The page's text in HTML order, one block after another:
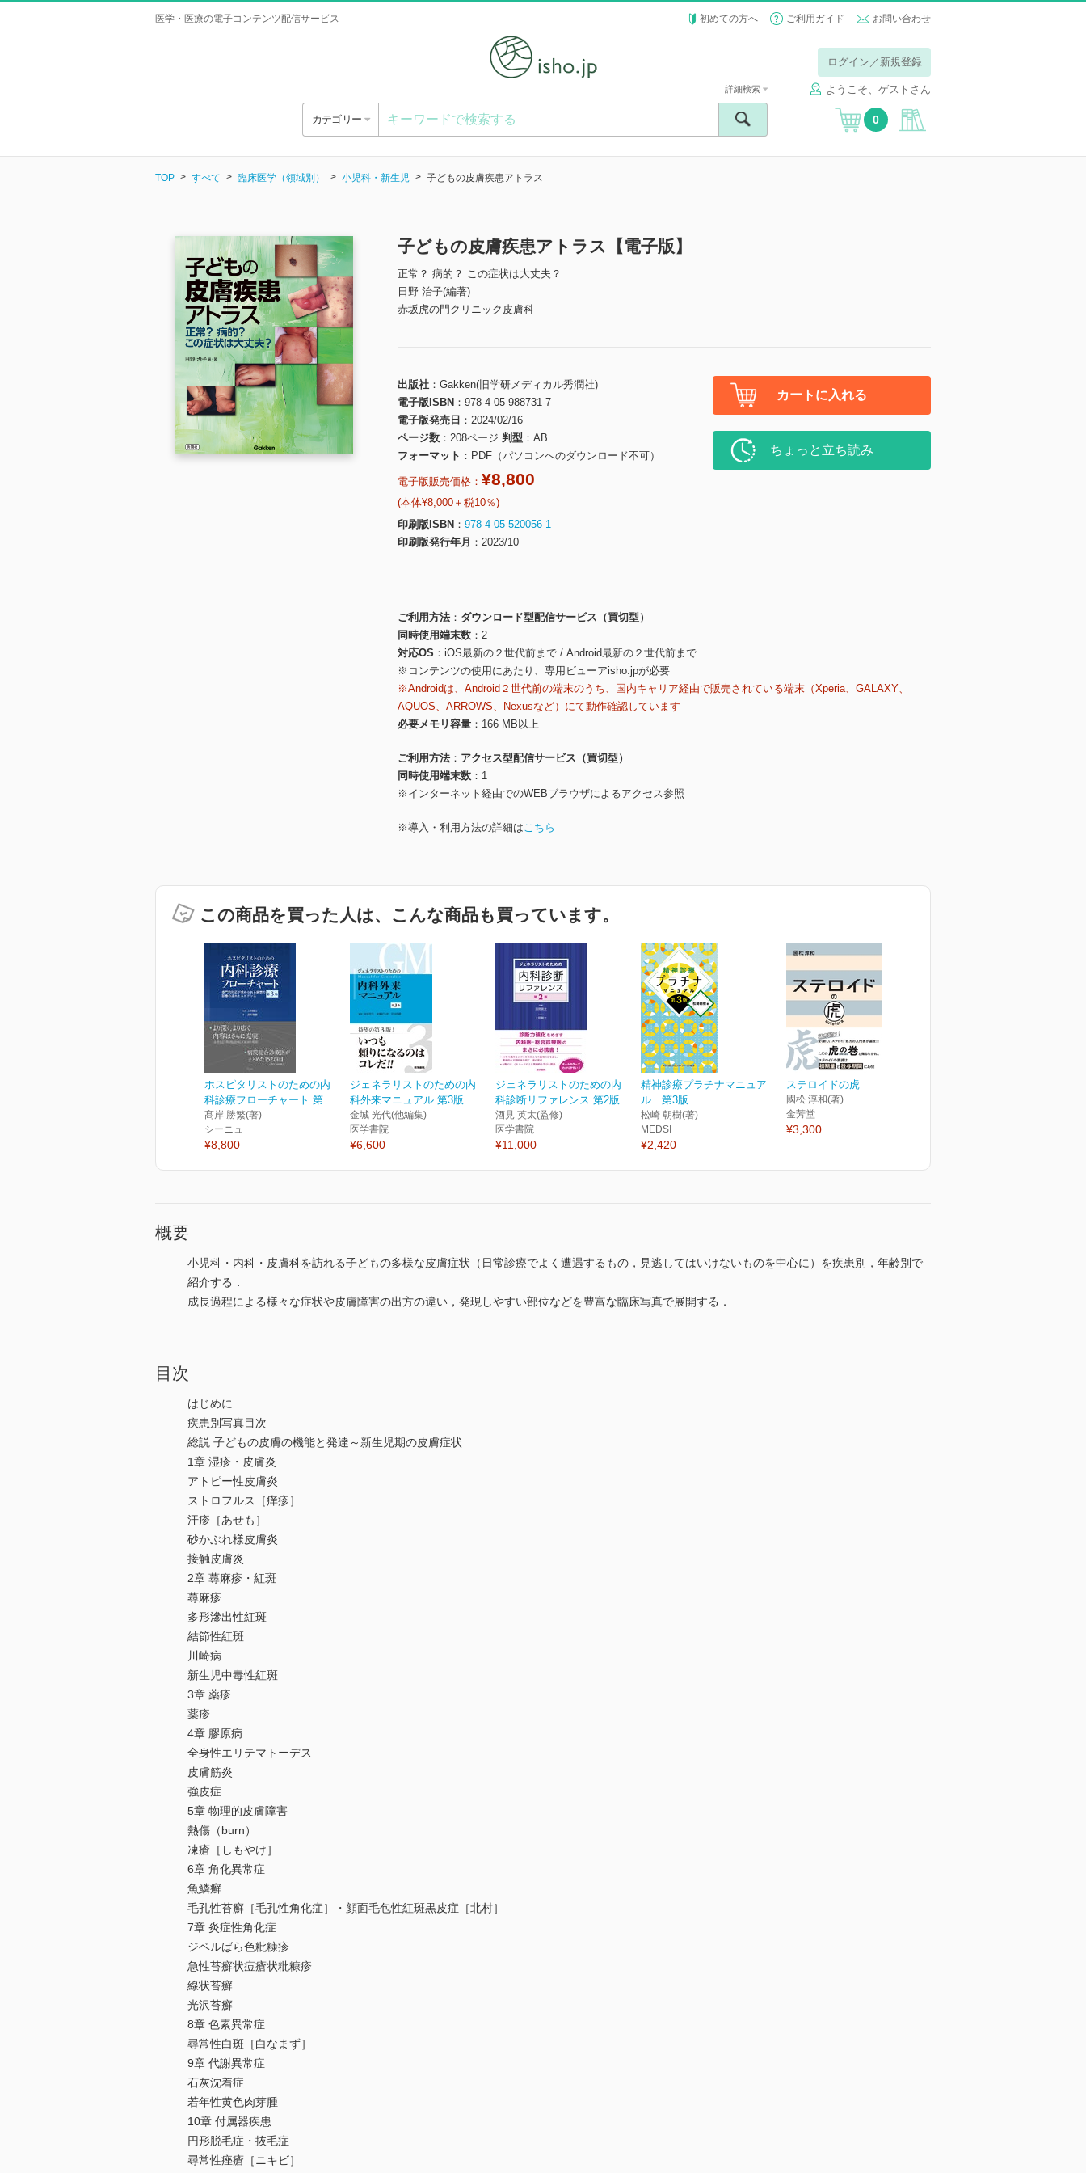
医学・医療の電子コンテンツ配信サービス 初めての方へ ご利用ガイド お問い合わせ
ログイン／新規登録
ようこそ、ゲストさん
カテゴリー
詳細検索
0
TOP すべて 臨床医学（領域別） 小児科・新生児 子どもの皮膚疾患アトラス
子どもの皮膚疾患アトラス【電子版】
正常？ 病的？ この症状は大丈夫？
日野 治子(編著)
赤坂虎の門クリニック皮膚科
出版社
Gakken(旧学研メディカル秀潤社)
電子版ISBN
978-4-05-988731-7
電子版発売日
2024/02/16
ページ数
208ページ 判型
AB
フォーマット
PDF（パソコンへのダウンロード不可）
電子版販売価格： ¥8,800
(本体¥8,000＋税10％)
印刷版ISBN
978-4-05-520056-1
印刷版発行年月
2023/10
カートに入れる
ちょっと立ち読み
ご利用方法
ダウンロード型配信サービス（買切型）
同時使用端末数
2
対応OS
iOS最新の２世代前まで / Android最新の２世代前まで
※コンテンツの使用にあたり、専用ビューアisho.jpが必要
※Androidは、Android２世代前の端末のうち、国内キャリア経由で販売されている端末（Xperia、GALAXY、
AQUOS、ARROWS、Nexusなど）にて動作確認しています
必要メモリ容量
166 MB以上
ご利用方法
アクセス型配信サービス（買切型）
同時使用端末数
1
※インターネット経由でのWEBブラウザによるアクセス参照
※導入・利用方法の詳細はこちら
この商品を買った人は、こんな商品も買っています。
ホスピタリストのための内
科診療フローチャート 第...
髙岸 勝繁(著)
シーニュ
¥8,800
ジェネラリストのための内
科外来マニュアル 第3版
金城 光代(他編集)
医学書院
¥6,600
ジェネラリストのための内
科診断リファレンス 第2版
酒見 英太(監修)
医学書院
¥11,000
精神診療プラチナマニュア
ル 第3版
松崎 朝樹(著)
MEDSI
¥2,420
ステロイドの虎
國松 淳和(著)
金芳堂
¥3,300
概要
小児科・内科・皮膚科を訪れる子どもの多様な皮膚症状（日常診療でよく遭遇するもの，見逃してはいけないものを中心に）を疾患別，年齢別で
紹介する．
成長過程による様々な症状や皮膚障害の出方の違い，発現しやすい部位などを豊富な臨床写真で展開する．
目次
はじめに
疾患別写真目次
総説 子どもの皮膚の機能と発達～新生児期の皮膚症状
1章 湿疹・皮膚炎
アトピー性皮膚炎
ストロフルス［痒疹］
汗疹［あせも］
砂かぶれ様皮膚炎
接触皮膚炎
2章 蕁麻疹・紅斑
蕁麻疹
多形滲出性紅斑
結節性紅斑
川崎病
新生児中毒性紅斑
3章 薬疹
薬疹
4章 膠原病
全身性エリテマトーデス
皮膚筋炎
強皮症
5章 物理的皮膚障害
熱傷（burn）
凍瘡［しもやけ］
6章 角化異常症
魚鱗癬
毛孔性苔癬［毛孔性角化症］・顔面毛包性紅斑黒皮症［北村］
7章 炎症性角化症
ジベルばら色粃糠疹
急性苔癬状痘瘡状粃糠疹
線状苔癬
光沢苔癬
8章 色素異常症
尋常性白斑［白なまず］
9章 代謝異常症
石灰沈着症
若年性黄色肉芽腫
10章 付属器疾患
円形脱毛症・抜毛症
尋常性痤瘡［ニキビ］